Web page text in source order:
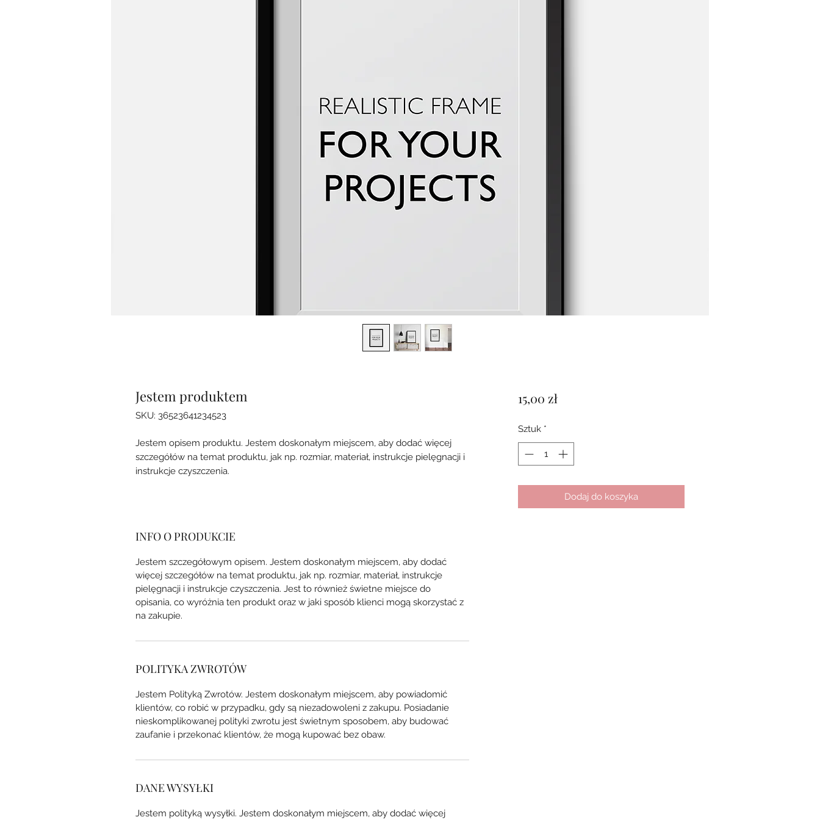
Jestem produktem
SKU: 36523641234523
Jestem opisem produktu. Jestem doskonałym miejscem, aby dodać więcej
szczegółów na temat produktu, jak np. rozmiar, materiał, instrukcje pielęgnacji i
instrukcje czyszczenia.
INFO O PRODUKCIE
Jestem szczegółowym opisem. Jestem doskonałym miejscem, aby dodać
więcej szczegółów na temat produktu, jak np. rozmiar, materiał, instrukcje
pielęgnacji i instrukcje czyszczenia. Jest to również świetne miejsce do
opisania, co wyróżnia ​​ten produkt oraz w jaki sposób klienci mogą skorzystać z
na zakupie.
POLITYKA ZWROTÓW
Jestem Polityką Zwrotów. Jestem doskonałym miejscem, aby powiadomić
klientów, co robić w przypadku, gdy są niezadowoleni z zakupu. Posiadanie
nieskomplikowanej polityki zwrotu jest świetnym sposobem, aby budować
zaufanie i przekonać klientów, że mogą kupować bez obaw.
DANE WYSYŁKI
Jestem polityką wysyłki. Jestem doskonałym miejscem, aby dodać więcej
15,00 złCena
Sztuk *
Dodaj do koszyka